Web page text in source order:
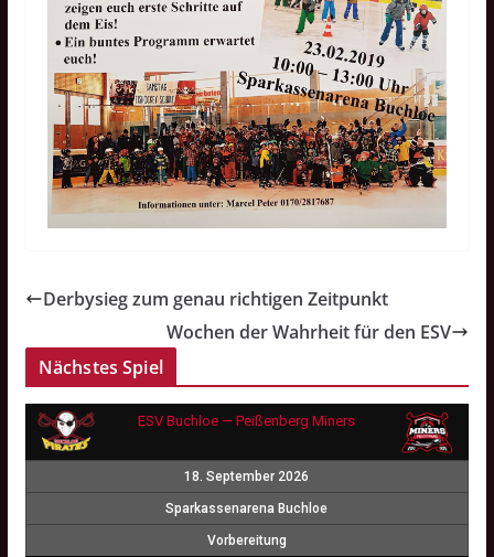
Derbysieg zum genau richtigen Zeitpunkt
Wochen der Wahrheit für den ESV
Nächstes Spiel
ESV Buchloe — Peißenberg Miners
18. September 2026
Sparkassenarena Buchloe
Vorbereitung